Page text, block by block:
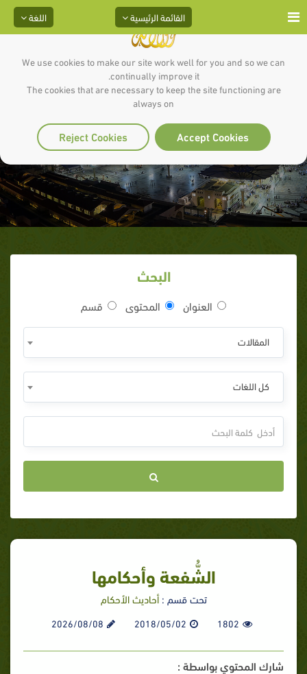
We use cookies to make our site work well for you and so we can
continually improve it.
The cookies that are necessary to keep the site functioning are
always on
Accept Cookies
Reject Cookies
اللغة القائمة الرئيسية
الشُّفعة وأحكامها
البحث
العنوان المحتوى قسم
المقالات
كل اللغات
الشُّفعة وأحكامها
تحت قسم :أحاديث الأحكام
1802
2018/05/02
2026/08/08
شارك المحتوي بواسطة :